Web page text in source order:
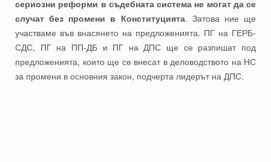
сериозни реформи в съдебната система не могат да се
случат без промени в Конституцията. Затова ние ще
участваме във внасянето на предложенията. ПГ на ГЕРБ-
СДС, ПГ на ПП-ДБ и ПГ на ДПС ще се разпишат под
предложенията, които ще се внесат в деловодството на НС
за промени в основния закон, подчерта лидерът на ДПС.